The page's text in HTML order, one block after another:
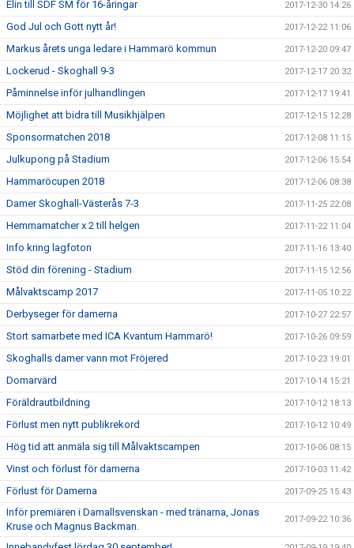
Elin till SDF SM för 16-åringar 2017-12-30 14:26
God Jul och Gott nytt år! 2017-12-22 11:06
Markus årets unga ledare i Hammarö kommun 2017-12-20 09:47
Lockerud - Skoghall 9-3 2017-12-17 20:32
Påminnelse inför julhandlingen 2017-12-17 19:41
Möjlighet att bidra till Musikhjälpen 2017-12-15 12:28
Sponsormatchen 2018 2017-12-08 11:15
Julkupong på Stadium 2017-12-06 15:54
Hammaröcupen 2018 2017-12-06 08:38
Damer Skoghall-Västerås 7-3 2017-11-25 22:08
Hemmamatcher x 2 till helgen 2017-11-22 11:04
Info kring lagfoton 2017-11-16 13:40
Stöd din förening - Stadium 2017-11-15 12:56
Målvaktscamp 2017 2017-11-05 10:22
Derbyseger för damerna 2017-10-27 22:57
Stort samarbete med ICA Kvantum Hammarö! 2017-10-26 09:59
Skoghalls damer vann mot Fröjered 2017-10-23 19:01
Domarvärd 2017-10-14 15:21
Föräldrautbildning 2017-10-12 18:13
Förlust men nytt publikrekord 2017-10-12 10:49
Hög tid att anmäla sig till Målvaktscampen 2017-10-06 08:15
Vinst och förlust för damerna 2017-10-03 11:42
Förlust för Damerna 2017-09-25 15:43
Inför premiären i Damallsvenskan - med tränarna, Jonas
Kruse och Magnus Backman.
2017-09-22 10:36